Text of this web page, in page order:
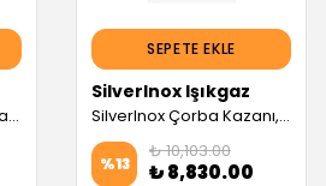
SilverInox Jumbo Çorba Kazanı, 13 L (Servis Garantili)
SEPETE EKLE
SilverInox Işıkgaz
SilverInox Çorba Kazanı, 13 L, Inox (Servis Garantili)
%13
₺ 10,103.00
₺ 8,830.00